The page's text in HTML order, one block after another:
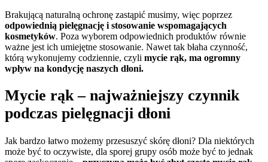
Brakującą naturalną ochronę zastąpić musimy, więc poprzez
odpowiednią pielęgnację i stosowanie wspomagających
kosmetyków. Poza wyborem odpowiednich produktów równie
ważne jest ich umiejętne stosowanie. Nawet tak błaha czynność,
którą wykonujemy codziennie, czyli mycie rąk, ma ogromny
wpływ na kondycję naszych dłoni.
Mycie rąk – najważniejszy czynnik
podczas pielęgnacji dłoni
Jak bardzo łatwo możemy przesuszyć skórę dłoni? Dla niektórych
może być to oczywiste, dla sporej grupy osób może być to jednak